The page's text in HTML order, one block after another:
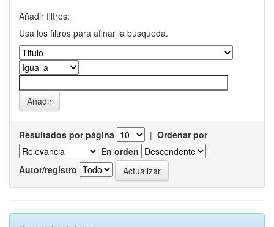
Añadir filtros:
Usa los filtros para afinar la busqueda.
Resultados por página | Ordenar por
En orden
Autor/registro